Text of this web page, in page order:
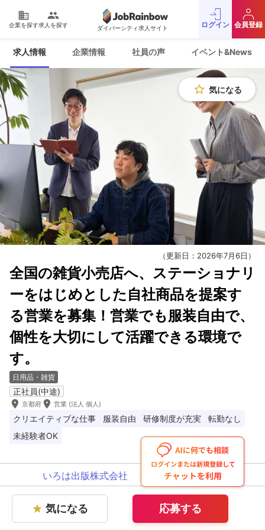
domain
企業を探す
people
求人を探す ダイバーシティ求人サイト ログイン 会員登録
star 気になる 応募する
求人情報 企業情報 社員の声 イベント&News
star_border 気になる
（更新日：2026年7月6日）
全国の雑貨小売店へ、ステーショナリ
ーをはじめとした自社商品を提案す
る営業を募集！営業でも服装自由で、
個性を大切にして活躍できる環境で
す。
日用品・雑貨
正社員(中途)
room 京都府 room 営業 (法人 個人)
クリエイティブな仕事 服装自由 研修制度が充実
転勤なし
未経験者OK
いろは出版株式会社
プライバシーポリシー
採用をお考えの企業様
お問い合わせ
JobRainbow MAGAZINE